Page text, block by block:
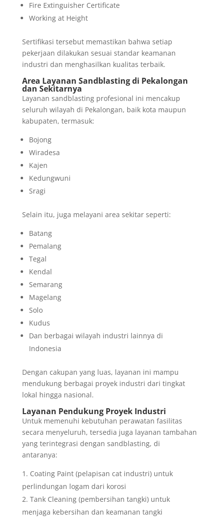
Fire Extinguisher Certificate
Working at Height
Sertifikasi tersebut memastikan bahwa setiap
pekerjaan dilakukan sesuai standar keamanan
industri dan menghasilkan kualitas terbaik.
Area Layanan Sandblasting di Pekalongan
dan Sekitarnya
Layanan sandblasting profesional ini mencakup
seluruh wilayah di Pekalongan, baik kota maupun
kabupaten, termasuk:
Bojong
Wiradesa
Kajen
Kedungwuni
Sragi
Selain itu, juga melayani area sekitar seperti:
Batang
Pemalang
Tegal
Kendal
Semarang
Magelang
Solo
Kudus
Dan berbagai wilayah industri lainnya di
Indonesia
Dengan cakupan yang luas, layanan ini mampu
mendukung berbagai proyek industri dari tingkat
lokal hingga nasional.
Layanan Pendukung Proyek Industri
Untuk memenuhi kebutuhan perawatan fasilitas
secara menyeluruh, tersedia juga layanan tambahan
yang terintegrasi dengan sandblasting, di
antaranya:
Coating Paint (pelapisan cat industri) untuk
perlindungan logam dari korosi
Tank Cleaning (pembersihan tangki) untuk
menjaga kebersihan dan keamanan tangki